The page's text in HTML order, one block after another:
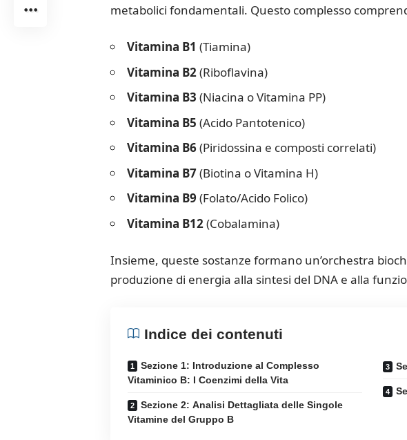
metabolici fondamentali. Questo complesso
Vitamina B1 (Tiamina)
Vitamina B2(Riboflavina)
Vitamina B3 (Niacina o Vitamina PP)
Vitamina B5 (Acido Pantotenico)
Vitamina B6(Piridossina e composti correlati)
Vitamina B7(Biotina o Vitamina H)
Vitamina B9 (Folato/Acido Folico)
Vitamina B12(Cobalamina)
Insieme, queste sostanze formano un’orchestra
produzione di energia alla sintesi del DNA e alla
Indice dei contenuti
Sezione 1: Introduzione al Complesso
Vitaminico B: I Coenzimi della Vita
Sezione 2: Analisi Dettagliata delle Singole
Vitamine del Gruppo B